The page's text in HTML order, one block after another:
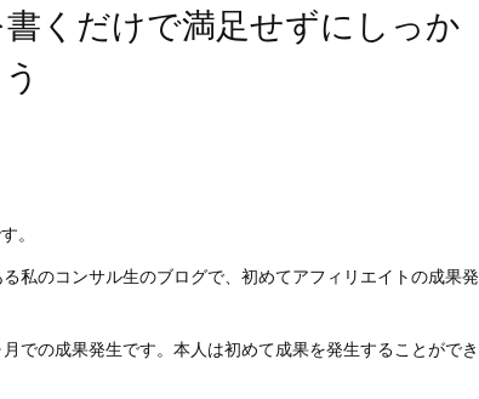
くだけで満足せずにしっか
。
私のコンサル生のブログで、初めてアフィリエイトの成果発
での成果発生です。本人は初めて成果を発生することができ